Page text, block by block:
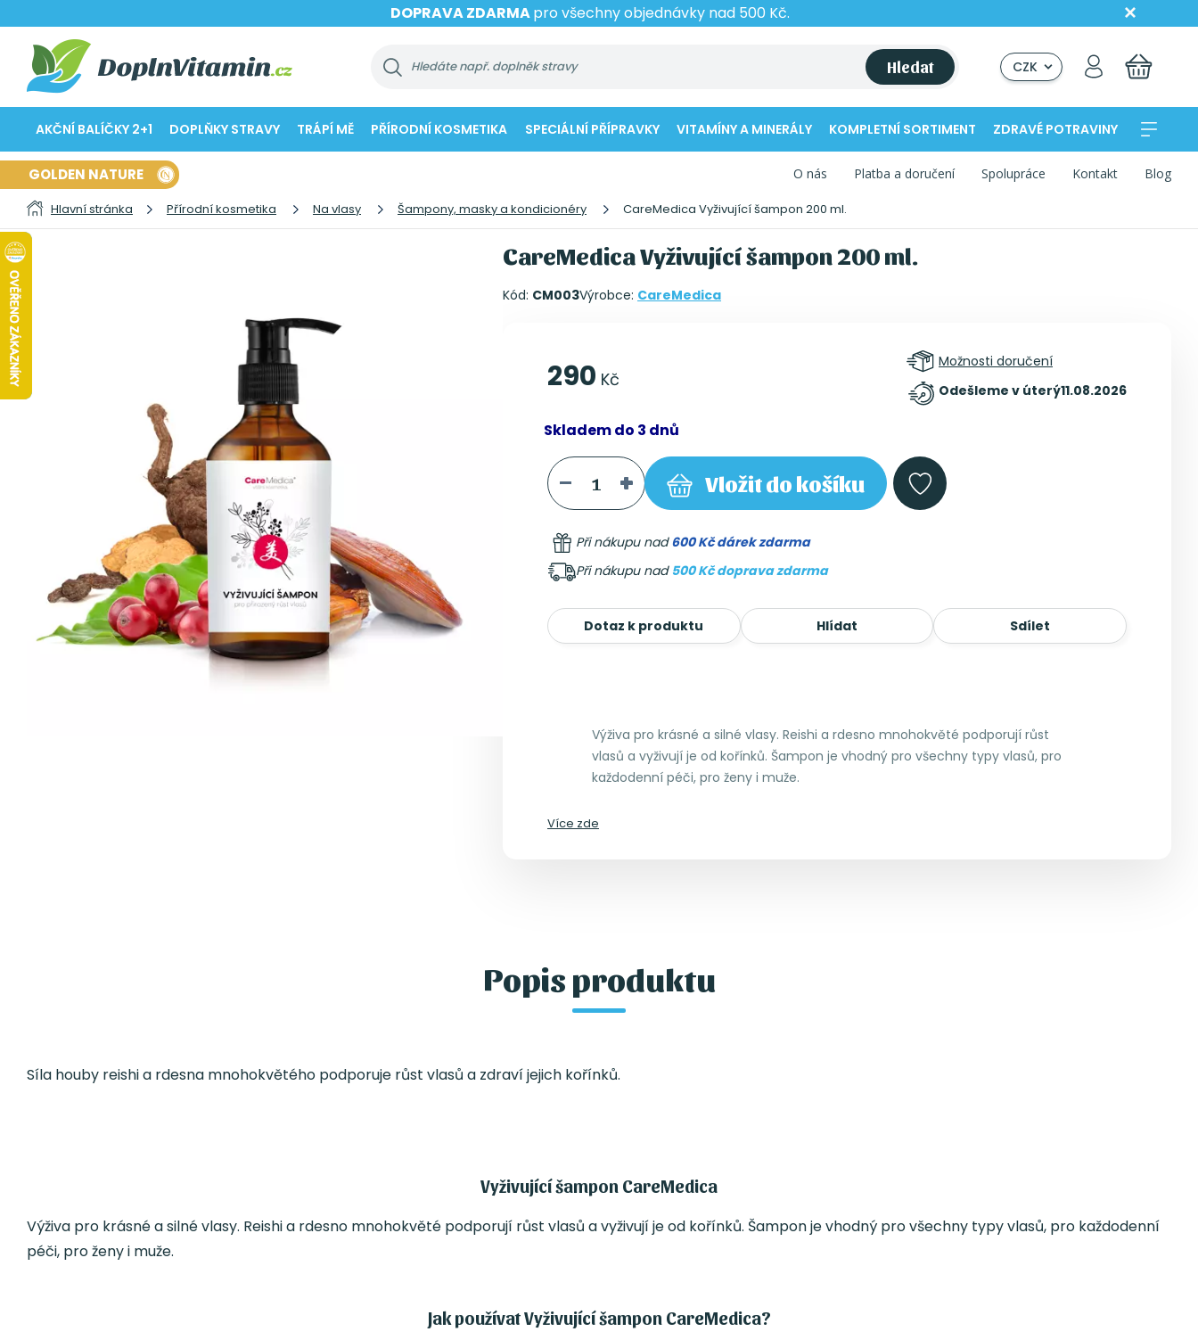
DOPRAVA ZDARMApro všechny objednávky nad 500 Kč.
Hledat CZK
AKČNÍ BALÍČKY 2+1 DOPLŇKY STRAVY TRÁPÍ MĚ PŘÍRODNÍ KOSMETIKA SPECIÁLNÍ PŘÍPRAVKY VITAMÍNY A MINERÁLY KOMPLETNÍ SORTIMENT ZDRAVÉ POTRAVINY
GOLDEN NATURE O nás Platba a doručení Spolupráce Kontakt Blog
Hlavní stránka Přírodní kosmetika Na vlasy Šampony, masky a kondicionéry CareMedica Vyživující šampon 200 ml.
CareMedica Vyživující šampon 200 ml.
Kód: CM003Výrobce: CareMedica
290 Kč
Možnosti doručení
Odešleme v úterý11.08.2026
Skladem do 3 dnů
Vložitdo košíku
Při nákupu nad600 Kč dárek zdarma
Při nákupu nad 500 Kč doprava zdarma
Dotaz k produktu Hlídat Sdílet
Výživa pro krásné a silné vlasy. Reishi a rdesno mnohokvěté podporují růst
vlasů a vyživují je od kořínků. Šampon je vhodný pro všechny typy vlasů, pro
každodenní péči, pro ženy i muže.
Více zde
Popis produktu
Síla houby reishi a rdesna mnohokvětého podporuje růst vlasů a zdraví jejich kořínků.
Vyživující šampon CareMedica
Výživa pro krásné a silné vlasy. Reishi a rdesno mnohokvěté podporují růst vlasů a vyživují je od kořínků. Šampon je vhodný pro všechny typy vlasů, pro každodenní
péči, pro ženy i muže.
Jak používat Vyživující šampon CareMedica?